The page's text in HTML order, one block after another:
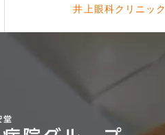
井上眼科クリニック